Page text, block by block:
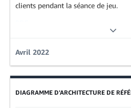
clients pendant la séance de jeu.
Avril 2022
DIAGRAMME D'ARCHITECTURE DE